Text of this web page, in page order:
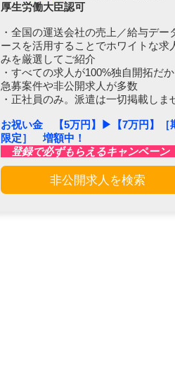
厚生労働大臣認可
・全国の運送会社の売上／給与デー
ースを活用することでホワイトな求
みを厳選してご紹介
・すべての求人が100%独自開拓だ
急募案件や非公開求人が多数
・正社員のみ。派遣は一切掲載しま
お祝い金 【5万円】▶︎【7万円】［
限定］ 増額中！
登録で必ずもらえるキャンペーン
非公開求人を検索